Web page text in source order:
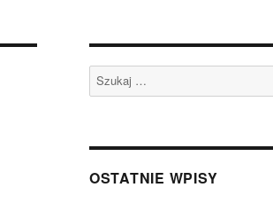
Szukaj:
OSTATNIE WPISY